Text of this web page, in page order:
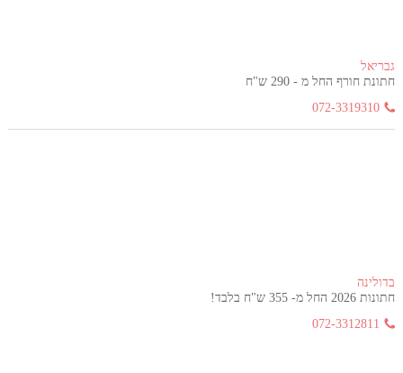
גבריאל
חתונת חורף החל מ - 290 ש"ח
072-3319310
בדולינה
חתונות 2026 החל מ- 355 ש"ח בלבד!
072-3312811